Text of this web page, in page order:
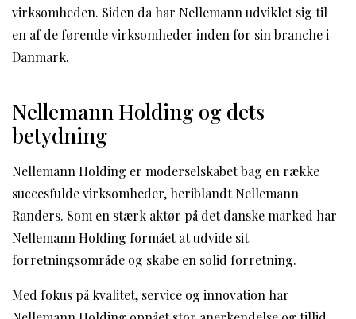
virksomheden. Siden da har Nellemann udviklet sig til
en af de førende virksomheder inden for sin branche i
Danmark.
Nellemann Holding og dets
betydning
Nellemann Holding er moderselskabet bag en række
succesfulde virksomheder, heriblandt Nellemann
Randers. Som en stærk aktør på det danske marked har
Nellemann Holding formået at udvide sit
forretningsområde og skabe en solid forretning.
Med fokus på kvalitet, service og innovation har